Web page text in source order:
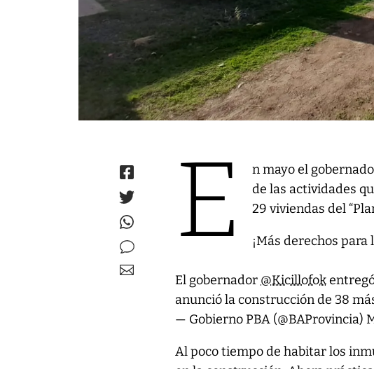
E
n mayo el
de las actividades
29 viviendas del
¡Más derechos para
El gobernador @Kicillofok
anunció la construcción de 38
— Gobierno PBA (@BAProvincia)
Al poco tiempo de habitar los